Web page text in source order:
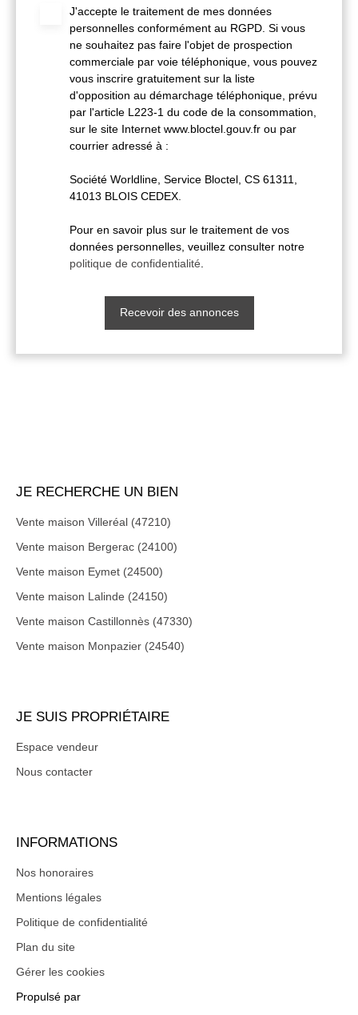
J'accepte le traitement de mes données
personnelles conformément au RGPD. Si vous
ne souhaitez pas faire l'objet de prospection
commerciale par voie téléphonique, vous pouvez
vous inscrire gratuitement sur la liste
d'opposition au démarchage téléphonique, prévu
par l'article L223-1 du code de la consommation,
sur le site Internet www.bloctel.gouv.fr ou par
courrier adressé à :
Société Worldline, Service Bloctel, CS 61311,
41013 BLOIS CEDEX.
Pour en savoir plus sur le traitement de vos
données personnelles, veuillez consulter notre
politique de confidentialité
Recevoir des annonces
JE RECHERCHE UN BIEN
Vente maison Villeréal (47210)
Vente maison Bergerac (24100)
Vente maison Eymet (24500)
Vente maison Lalinde (24150)
Vente maison Castillonnès (47330)
Vente maison Monpazier (24540)
JE SUIS PROPRIÉTAIRE
Espace vendeur
Nous contacter
INFORMATIONS
Nos honoraires
Mentions légales
Politique de confidentialité
Plan du site
Gérer les cookies
Propulsé par